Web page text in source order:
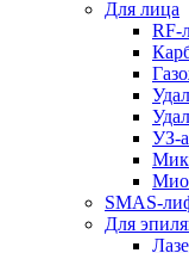
Для лица
RF-
УЗ-
SMAS-
Для